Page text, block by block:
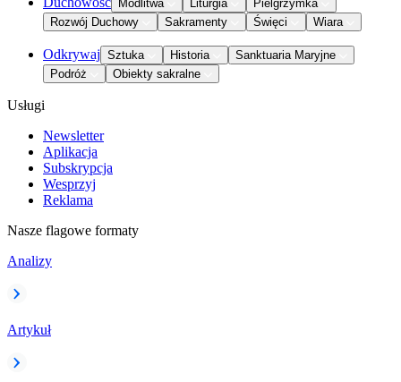
Modlitwa Liturgia
Pielgrzymka
Rozwój Duchowy
Sakramenty Święci Wiara
Odkrywaj Sztuka Historia
Sanktuaria Maryjne
Podróż
Obiekty sakralne
Usługi
Newsletter
Aplikacja
Subskrypcja
Wesprzyj
Reklama
Nasze flagowe formaty
Analizy
Artykuł